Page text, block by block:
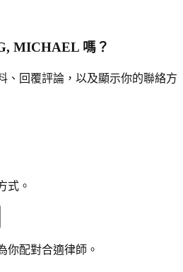
MICHAEL 嗎？
、回覆評論，以及顯示你的聯絡方
式。
你配對合適律師。